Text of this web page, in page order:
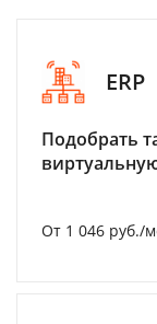
ERP
Подобрать
От 1 046 руб./